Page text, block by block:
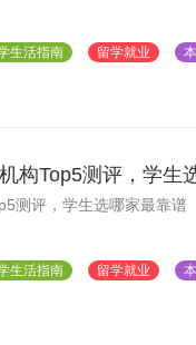
生活指南 留学就业
构Top5测评，学生
测评，学生选哪家最靠谱
生活指南 留学就业